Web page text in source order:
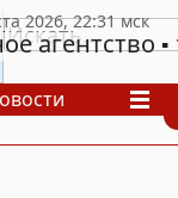
агентство